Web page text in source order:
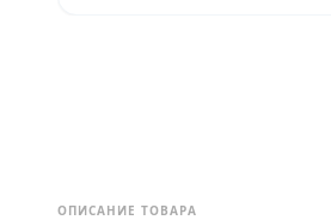
ОПИСАНИЕ ТОВАРА